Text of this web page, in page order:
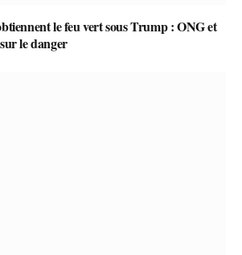
le feu vert sous Trump : ONG et
le danger